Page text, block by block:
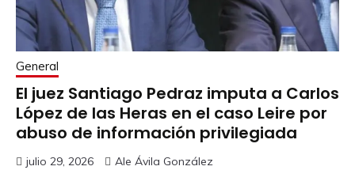
General
El juez Santiago Pedraz imputa a Carlos
López de las Heras en el caso Leire por
abuso de información privilegiada
julio 29, 2026 Ale Ávila González